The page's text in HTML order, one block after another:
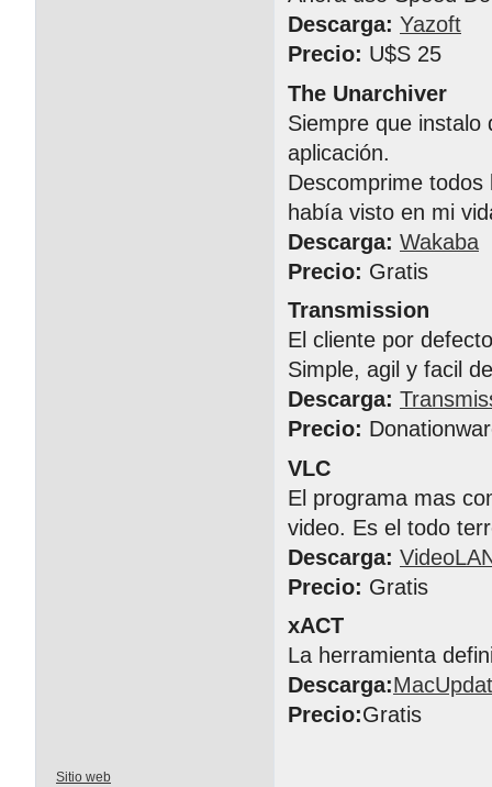
Descarga: Yazoft
Precio: U$S 25
The Unarchiver
Siempre que instalo
aplicación.
Descomprime
había visto en mi
Descarga: Wakaba
Precio: Gratis
Transmission
El cliente por
Simple, agil y facil
Descarga:
Precio:
VLC
El programa mas
video. Es el todo
Descarga:
Precio: Gratis
xACT
La herramienta
Descarga:
Precio:Gratis
Sitio web